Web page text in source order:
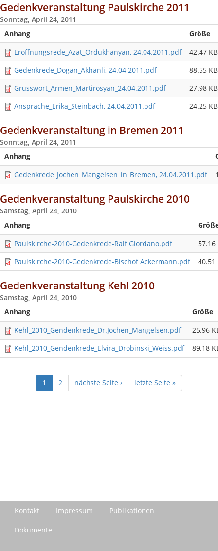
Gedenkveranstaltung Paulskirche 2011
Sonntag, April 24, 2011
Anhang
Größe
Eröffnungsrede_Azat_Ordukhanyan, 24.04.2011.pdf
42.47 KB
Gedenkrede_Dogan_Akhanli, 24.04.2011.pdf
88.55 KB
Grusswort_Armen_Martirosyan_24.04.2011.pdf
27.98 KB
Ansprache_Erika_Steinbach, 24.04.2011.pdf
24.25 KB
Gedenkveranstaltung in Bremen 2011
Sonntag, April 24, 2011
Anhang
Gedenkrede_Jochen_Mangelsen_in_Bremen, 24.04.2011.pdf
Gedenkveranstaltung Paulskirche 2010
Samstag, April 24, 2010
Anhang
Paulskirche-2010-Gedenkrede-Ralf Giordano.pdf
57.16
Paulskirche-2010-Gedenkrede-Bischof Ackermann.pdf
40.51
Gedenkveranstaltung Kehl 2010
Samstag, April 24, 2010
Anhang
Größe
Kehl_2010_Gendenkrede_Dr.Jochen_Mangelsen.pdf
25.96
Kehl_2010_Gendenkrede_Elvira_Drobinski_Weiss.pdf
89.18
1 2 nächste Seite › letzte Seite »
Kontakt Impressum Publikationen
Dokumente